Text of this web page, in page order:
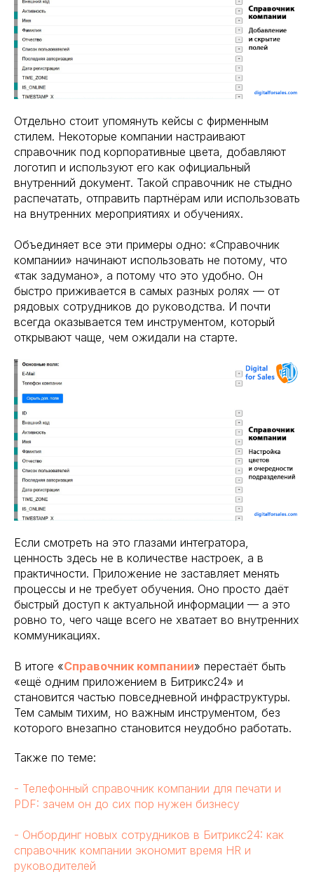
Отдельно стоит упомянуть кейсы с фирменным
стилем. Некоторые компании настраивают
справочник под корпоративные цвета, добавляют
логотип и используют его как официальный
внутренний документ. Такой справочник не стыдно
распечатать, отправить партнёрам или использовать
на внутренних мероприятиях и обучениях.
Объединяет все эти примеры одно: «Справочник
компании» начинают использовать не потому, что
«так задумано», а потому что это удобно. Он
быстро приживается в самых разных ролях — от
рядовых сотрудников до руководства. И почти
всегда оказывается тем инструментом, который
открывают чаще, чем ожидали на старте.
Если смотреть на это глазами интегратора,
ценность здесь не в количестве настроек, а в
практичности. Приложение не заставляет менять
процессы и не требует обучения. Оно просто даёт
быстрый доступ к актуальной информации — а это
ровно то, чего чаще всего не хватает во внутренних
коммуникациях.
В итоге «Справочник компании» перестаёт быть
«ещё одним приложением в Битрикс24» и
становится частью повседневной инфраструктуры.
Тем самым тихим, но важным инструментом, без
которого внезапно становится неудобно работать.
Также по теме:
- Телефонный справочник компании для печати и
PDF: зачем он до сих пор нужен бизнесу
- Онбординг новых сотрудников в Битрикс24: как
справочник компании экономит время HR и
руководителей